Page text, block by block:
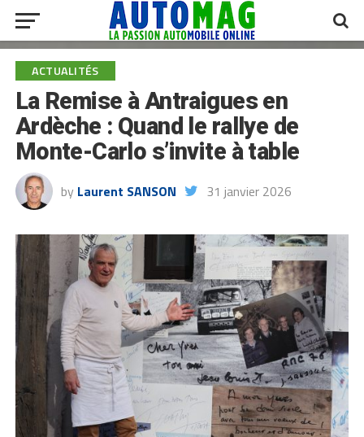
ACTUALITÉS
La Remise à Antraigues en
Ardèche : Quand le rallye de
Monte-Carlo s’invite à table
by Laurent SANSON 31 janvier 2026